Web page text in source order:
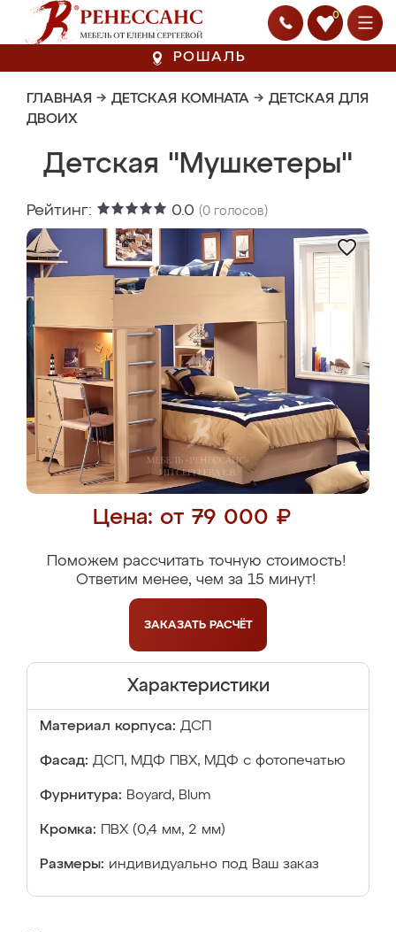
0
РОШАЛЬ
ГЛАВНАЯ → ДЕТСКАЯ КОМНАТА → ДЕТСКАЯ ДЛЯ
ДВОИХ
Детская "Мушкетеры"
Рейтинг: 0.0 (0 голосов)
Цена: от 79 000 ₽
Поможем рассчитать точную стоимость!
Ответим менее, чем за 15 минут!
ЗАКАЗАТЬ РАСЧЁТ
Характеристики
Материал корпуса: ДСП
Фасад: ДСП, МДФ ПВХ, МДФ с фотопечатью
Фурнитура: Boyard, Blum
Кромка: ПВХ (0,4 мм, 2 мм)
Размеры: индивидуально под Ваш заказ